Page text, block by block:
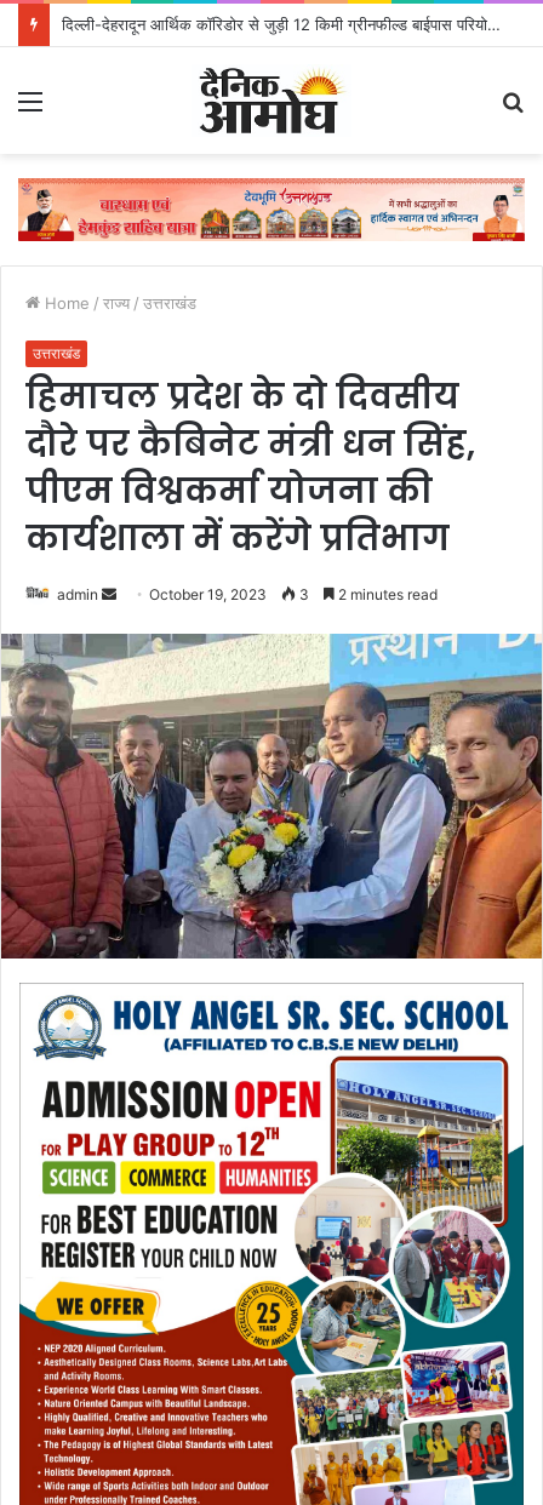
दिल्ली-देहरादून आर्थिक कॉरिडोर से जुड़ी 12 किमी ग्रीनफील्ड बाईपास परियोजना का डीएम ने किया निरीक्षण; समयबद्ध एवं गुणवत्तापूर्ण निर्माण सुनिश्चित करने के निर्देश, सुरक्षा मानकों से कोई समझौता नहींः डीएम
Home / राज्य / उत्तराखंड
उत्तराखंड
हिमाचल प्रदेश के दो दिवसीय
दौरे पर कैबिनेट मंत्री धन सिंह,
पीएम विश्वकर्मा योजना की
कार्यशाला में करेंगे प्रतिभाग
admin
a
n
e
m
a
i
l
October 19, 2023 3 2 minutes read